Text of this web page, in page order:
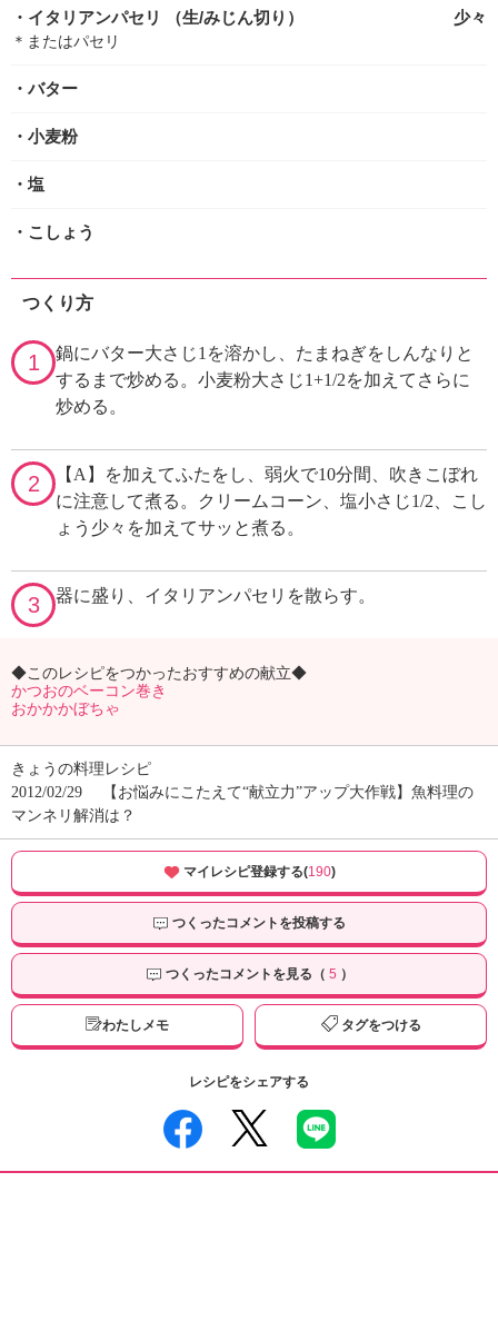
・イタリアンパセリ （生/みじん切り） 少々
＊またはパセリ
・バター
・小麦粉
・塩
・こしょう
つくり方
1
鍋にバター大さじ1を溶かし、たまねぎをしんなりと
するまで炒める。小麦粉大さじ1+1/2を加えてさらに
炒める。
2
【A】を加えてふたをし、弱火で10分間、吹きこぼれ
に注意して煮る。クリームコーン、塩小さじ1/2、こし
ょう少々を加えてサッと煮る。
3 器に盛り、イタリアンパセリを散らす。
◆このレシピをつかったおすすめの献立◆
かつおのベーコン巻き
おかかかぼちゃ
きょうの料理レシピ
2012/02/29
【お悩みにこたえて“献立力”アップ大作戦】魚料理の
マンネリ解消は？
マイレシピ登録する(190)
つくったコメントを投稿する
つくったコメントを見る（ 5 ）
わたしメモ タグをつける
レシピをシェアする